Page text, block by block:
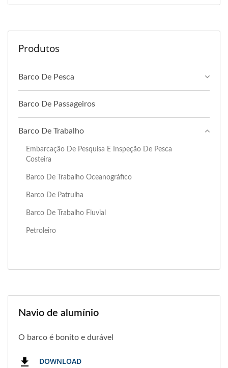
Produtos
Barco De Pesca
Barco De Passageiros
Barco De Trabalho
Embarcação De Pesquisa E Inspeção De Pesca
Costeira
Barco De Trabalho Oceanográfico
Barco De Patrulha
Barco De Trabalho Fluvial
Petroleiro
Navio de alumínio
O barco é bonito e durável
DOWNLOAD